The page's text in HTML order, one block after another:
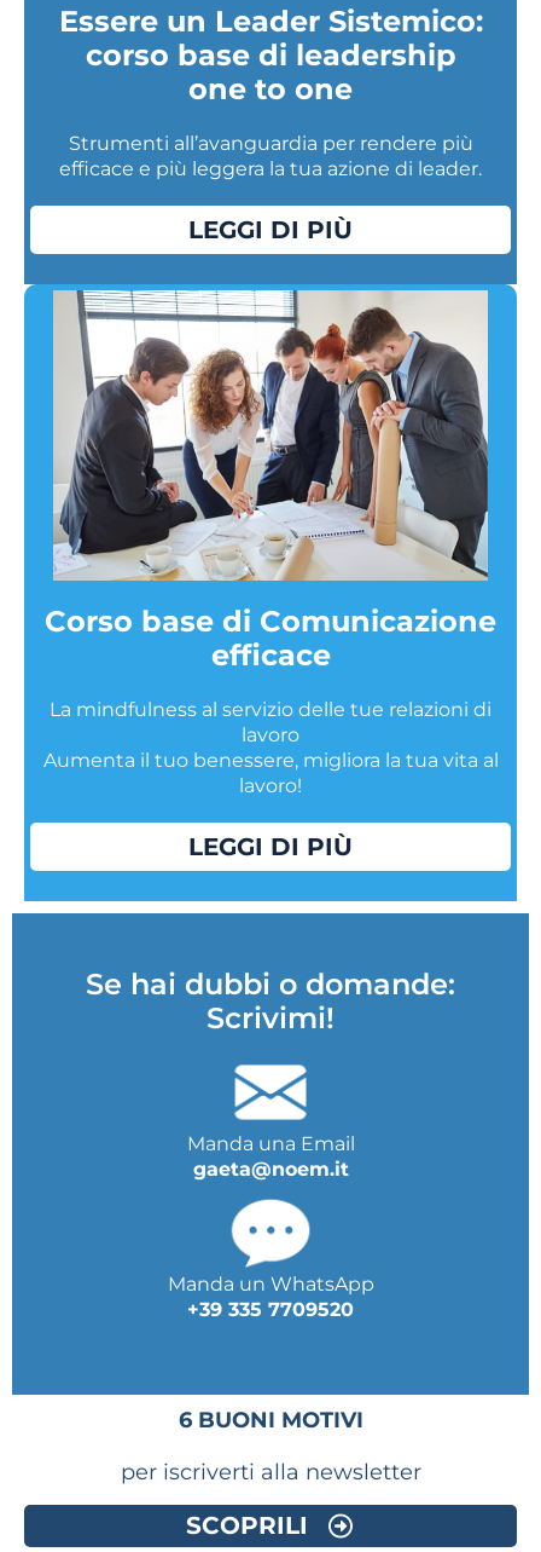
Essere un Leader Sistemico:
corso base di leadership
one to one
Strumenti all’avanguardia per rendere più
efficace e più leggera la tua azione di leader.
LEGGI DI PIÙ
Corso base di Comunicazione
efficace
La mindfulness al servizio delle tue relazioni di
lavoro
Aumenta il tuo benessere, migliora la tua vita al
lavoro!
LEGGI DI PIÙ
Se hai dubbi o domande:
Scrivimi!
Manda una Email
gaeta@noem.it
Manda un WhatsApp
+39 335 7709520
6 BUONI MOTIVI
per iscriverti alla newsletter
SCOPRILI